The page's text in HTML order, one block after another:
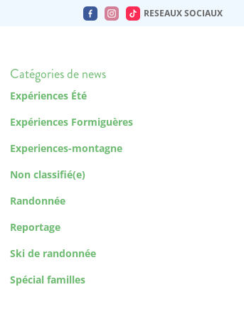
RESEAUX SOCIAUX
Catégories de news
Expériences Été
Expériences Formiguères
Experiences-montagne
Non classifié(e)
Randonnée
Reportage
Ski de randonnée
Spécial familles